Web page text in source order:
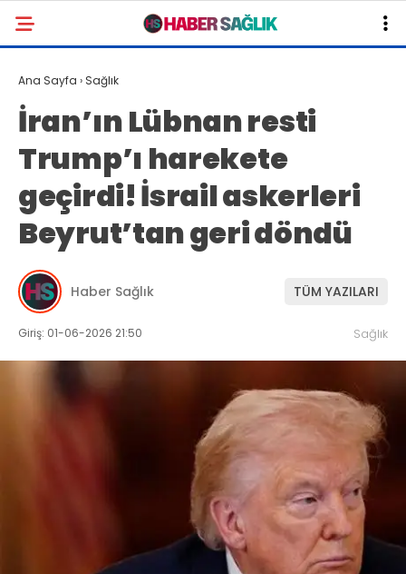
Ana Sayfa › Sağlık
İran’ın Lübnan resti
Trump’ı harekete
geçirdi! İsrail askerleri
Beyrut’tan geri döndü
Haber Sağlık TÜM YAZILARI
Giriş: 01-06-2026 21:50 Sağlık